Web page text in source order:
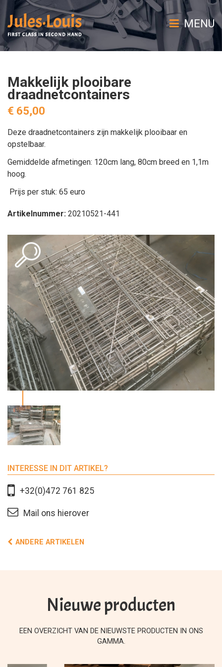
MENU
Makkelijk plooibare
draadnetcontainers
€ 65,00
Deze draadnetcontainers zijn makkelijk plooibaar en
opstelbaar.
Gemiddelde afmetingen: 120cm lang, 80cm breed en 1,1m
hoog.
Prijs per stuk: 65 euro
Artikelnummer: 20210521-441
INTERESSE IN DIT ARTIKEL?
+32(0)472 761 825
Mail ons hierover
ANDERE ARTIKELEN
Nieuwe producten
EEN OVERZICHT VAN DE NIEUWSTE PRODUCTEN IN ONS
GAMMA.